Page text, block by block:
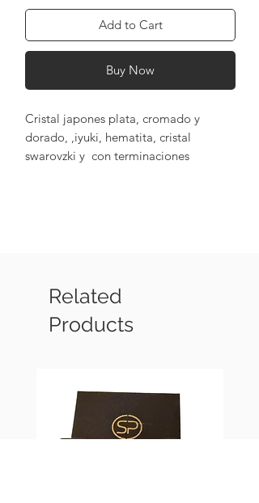
Add to Cart
Buy Now
Cristal japones plata, cromado y
dorado, ,iyuki, hematita, cristal
swarovzki y con terminaciones
Related
Products